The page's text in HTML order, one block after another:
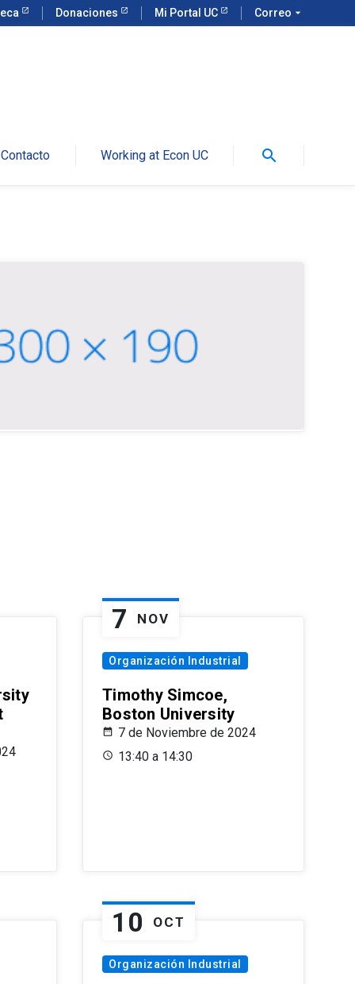
Donaciones Mi Portal UC Correo arrow_drop_down
Contacto Working at Econ UC search
7 NOV
Organización Industrial
Timothy Simcoe,
Boston University
7 de Noviembre de 2024
13:40 a 14:30
10 OCT
Organización Industrial